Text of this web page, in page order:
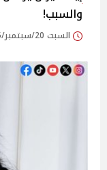
والسبب!
السبت 20/سبتمبر/2025 - 11:22 م